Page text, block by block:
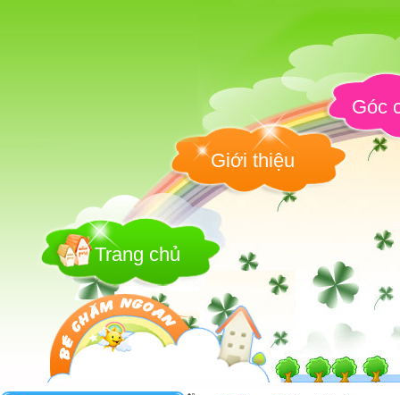
Góc
Giới thiệu
Trang chủ